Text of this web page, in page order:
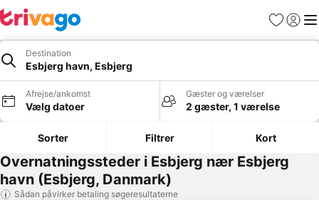
Favoritter
Log ind
Destination
Esbjerg havn, Esbjerg
Afrejse/ankomst
Vælg datoer
Gæster og værelser
2 gæster, 1 værelse
Sorter Filtrer Kort
Overnatningssteder i Esbjerg nær Esbjerg
havn (Esbjerg, Danmark)
Sådan påvirker betaling søgeresultaterne